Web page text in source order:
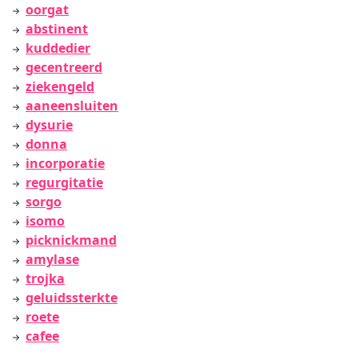
oorgat
abstinent
kuddedier
gecentreerd
ziekengeld
aaneensluiten
dysurie
donna
incorporatie
regurgitatie
sorgo
isomo
picknickmand
amylase
trojka
geluidssterkte
roete
cafee